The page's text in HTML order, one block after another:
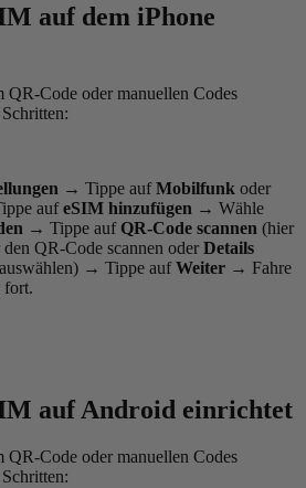
auf dem iPhone
Code oder manuellen Codes
→ Tippe aufMobilfunk oder
aufeSIM hinzufügen → Wähle
→ Tippe auf QR-Code scannen (hier
QR-Code scannen oder Details
auswählen) → Tippe aufWeiter → Fahre
fort.
auf Android einrichtet
Code oder manuellen Codes